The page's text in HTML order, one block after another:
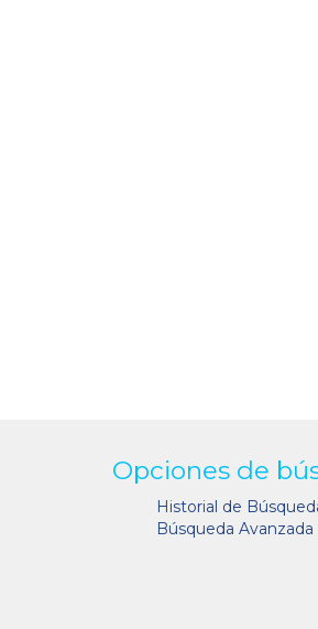
Opciones de
Historial de
Búsqueda Avanzada